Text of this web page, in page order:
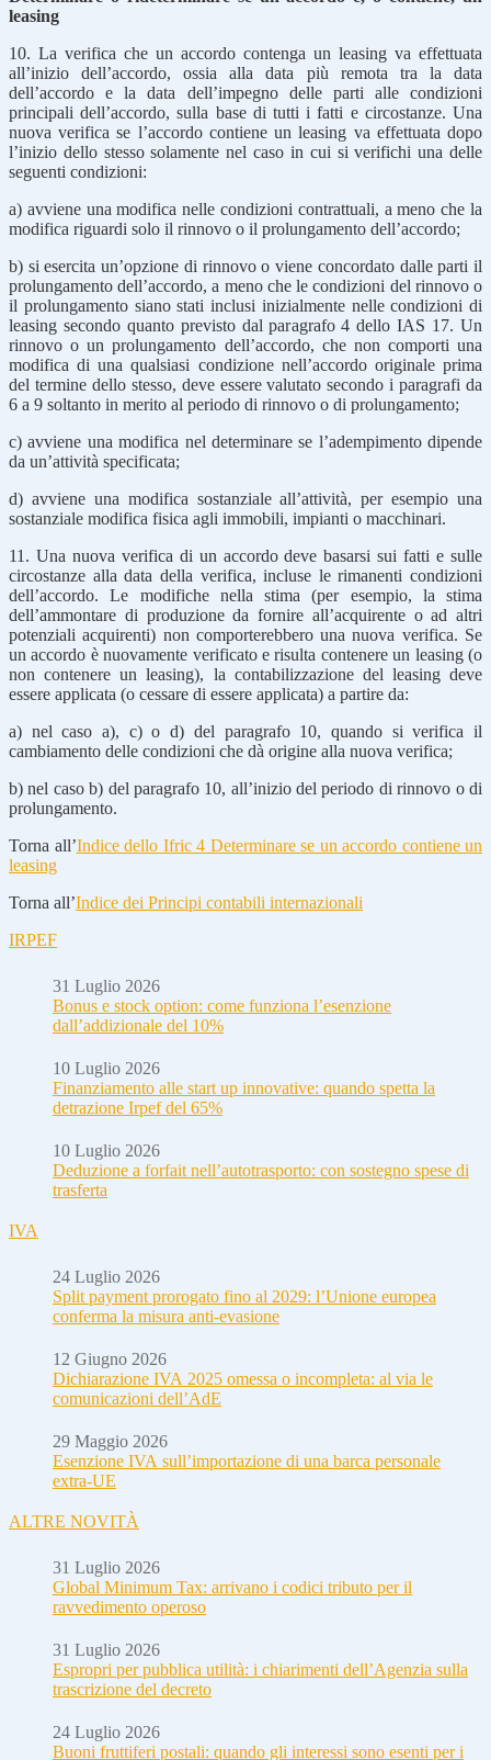
leasing
10. La verifica che un accordo contenga un leasing va effettuata
all’inizio dell’accordo, ossia alla data più remota tra la data
dell’accordo e la data dell’impegno delle parti alle condizioni
principali dell’accordo, sulla base di tutti i fatti e circostanze. Una
nuova verifica se l’accordo contiene un leasing va effettuata dopo
l’inizio dello stesso solamente nel caso in cui si verifichi una delle
seguenti condizioni:
a) avviene una modifica nelle condizioni contrattuali, a meno che la
modifica riguardi solo il rinnovo o il prolungamento dell’accordo;
b) si esercita un’opzione di rinnovo o viene concordato dalle parti il
prolungamento dell’accordo, a meno che le condizioni del rinnovo o
il prolungamento siano stati inclusi inizialmente nelle condizioni di
leasing secondo quanto previsto dal paragrafo 4 dello IAS 17. Un
rinnovo o un prolungamento dell’accordo, che non comporti una
modifica di una qualsiasi condizione nell’accordo originale prima
del termine dello stesso, deve essere valutato secondo i paragrafi da
6 a 9 soltanto in merito al periodo di rinnovo o di prolungamento;
c) avviene una modifica nel determinare se l’adempimento dipende
da un’attività specificata;
d) avviene una modifica sostanziale all’attività, per esempio una
sostanziale modifica fisica agli immobili, impianti o macchinari.
11. Una nuova verifica di un accordo deve basarsi sui fatti e sulle
circostanze alla data della verifica, incluse le rimanenti condizioni
dell’accordo. Le modifiche nella stima (per esempio, la stima
dell’ammontare di produzione da fornire all’acquirente o ad altri
potenziali acquirenti) non comporterebbero una nuova verifica. Se
un accordo è nuovamente verificato e risulta contenere un leasing (o
non contenere un leasing), la contabilizzazione del leasing deve
essere applicata (o cessare di essere applicata) a partire da:
a) nel caso a), c) o d) del paragrafo 10, quando si verifica il
cambiamento delle condizioni che dà origine alla nuova verifica;
b) nel caso b) del paragrafo 10, all’inizio del periodo di rinnovo o di
prolungamento.
Torna all’Indice dello Ifric 4 Determinare se un accordo contiene un
leasing
Torna all’Indice dei Principi contabili internazionali
IRPEF
31 Luglio 2026
Bonus e stock option: come funziona l’esenzione
dall’addizionale del 10%
10 Luglio 2026
Finanziamento alle start up innovative: quando spetta la
detrazione Irpef del 65%
10 Luglio 2026
Deduzione a forfait nell’autotrasporto: con sostegno spese di
trasferta
IVA
24 Luglio 2026
Split payment prorogato fino al 2029: l’Unione europea
conferma la misura anti-evasione
12 Giugno 2026
Dichiarazione IVA 2025 omessa o incompleta: al via le
comunicazioni dell’AdE
29 Maggio 2026
Esenzione IVA sull’importazione di una barca personale
extra-UE
ALTRE NOVITÀ
31 Luglio 2026
Global Minimum Tax: arrivano i codici tributo per il
ravvedimento operoso
31 Luglio 2026
Espropri per pubblica utilità: i chiarimenti dell’Agenzia sulla
trascrizione del decreto
24 Luglio 2026
Buoni fruttiferi postali: quando gli interessi sono esenti per i